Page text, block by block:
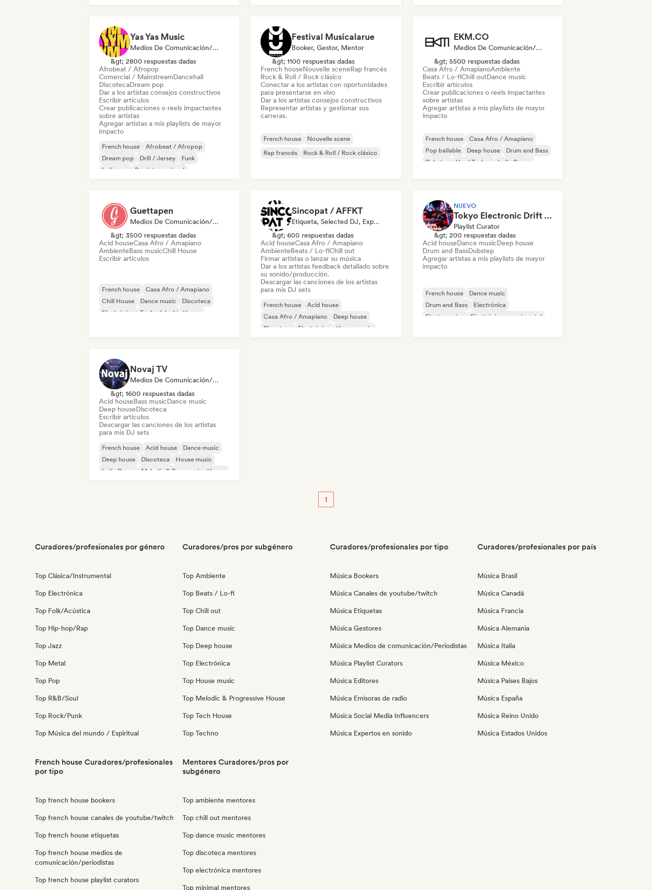
Yas Yas Music
Medios De Comunicación/Periodista, Mentor, Playlist Curator, Social Media Influencer
&gt; 2800 respuestas dadas
Afrobeat / Afropop
Comercial / MainstreamDancehall
DiscotecaDream pop
Dar a los artistas consejos constructivos
Escribir artículos
Crear publicaciones o reels impactantes
sobre artistas
Agregar artistas a mis playlists de mayor
impacto
French house
Afrobeat / Afropop
Dream pop
Drill / Jersey
Funk
Indie pop
Rap internacional
Festival Musicalarue
Booker, Gestor, Mentor
&gt; 1100 respuestas dadas
French houseNouvelle sceneRap francés
Rock & Roll / Rock clásico
Conectar a los artistas con oportunidades
para presentarse en vivo
Dar a los artistas consejos constructivos
Representar artistas y gestionar sus
carreras.
French house
Nouvelle scene
Rap francés
Rock & Roll / Rock clásico
EKM.CO
Medios De Comunicación/Periodista, Playlist Curator
&gt; 5500 respuestas dadas
Casa Afro / AmapianoAmbiente
Beats / Lo-fiChill outDance music
Escribir artículos
Crear publicaciones o reels impactantes
sobre artistas
Agregar artistas a mis playlists de mayor
impacto
French house
Casa Afro / Amapiano
Pop bailable
Deep house
Drum and Bass
Dubstep
Hard Techno Indie Dance
Guettapen
Medios De Comunicación/Periodista
&gt; 3500 respuestas dadas
Acid houseCasa Afro / Amapiano
AmbienteBass musicChill House
Escribir artículos
French house
Casa Afro / Amapiano
Chill House
Dance music
Discoteca
Electrónica
Funky / Jackin House
Sincopat / AFFKT
Etiqueta, Selected DJ, Experto En Sonido
&gt; 600 respuestas dadas
Acid houseCasa Afro / Amapiano
AmbienteBeats / Lo-fiChill out
Firmar artistas o lanzar su música
Dar a los artistas feedback detallado sobre
su sonido/producción.
Descargar las canciones de los artistas
para mis DJ sets
French house
Acid house
Casa Afro / Amapiano
Deep house
Discoteca
Electrónica
House music
NUEVO
Tokyo Electronic Drift 🏎️ Schranz, Hard Techno & Anime EDM
Playlist Curator
&gt; 200 respuestas dadas
Acid houseDance musicDeep house
Drum and BassDubstep
Agregar artistas a mis playlists de mayor
impacto
French house
Dance music
Drum and Bass
Electrónica
Electro swing
Electrónica experimental
Novaj TV
Medios De Comunicación/Periodista, Selected DJ
&gt; 1600 respuestas dadas
Acid houseBass musicDance music
Deep houseDiscoteca
Escribir artículos
Descargar las canciones de los artistas
para mis DJ sets
French house Acid house
Dance music
Deep house
Discoteca
House music
Indie Dance
Melodic & Progressive House
1
Curadores/profesionales por género
Top Clásica/Instrumental
Top Electrónica
Top Folk/Acústica
Top Hip-hop/Rap
Top Jazz
Top Metal
Top Pop
Top R&B/Soul
Top Rock/Punk
Top Música del mundo / Espiritual
Curadores/pros por subgénero
Top Ambiente
Top Beats / Lo-fi
Top Chill out
Top Dance music
Top Deep house
Top Electrónica
Top House music
Top Melodic & Progressive House
Top Tech House
Top Techno
Curadores/profesionales por tipo
Música Bookers
Música Canales de youtube/twitch
Música Etiquetas
Música Gestores
Música Medios de comunicación/Periodistas
Música Playlist Curators
Música Editores
Música Emisoras de radio
Música Social Media Influencers
Música Expertos en sonido
Curadores/profesionales por país
Música Brasil
Música Canadá
Música Francia
Música Alemania
Música Italia
Música México
Música Países Bajos
Música España
Música Reino Unido
Música Estados Unidos
French house Curadores/profesionales
por tipo
Top french house bookers
Top french house canales de youtube/twitch
Top french house etiquetas
Top french house medios de
comunicación/periodistas
Top french house playlist curators
Mentores Curadores/pros por
subgénero
Top ambiente mentores
Top chill out mentores
Top dance music mentores
Top discoteca mentores
Top electrónica mentores
Top minimal mentores